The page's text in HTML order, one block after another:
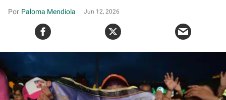
Paloma Mendiola Jun 12, 2026